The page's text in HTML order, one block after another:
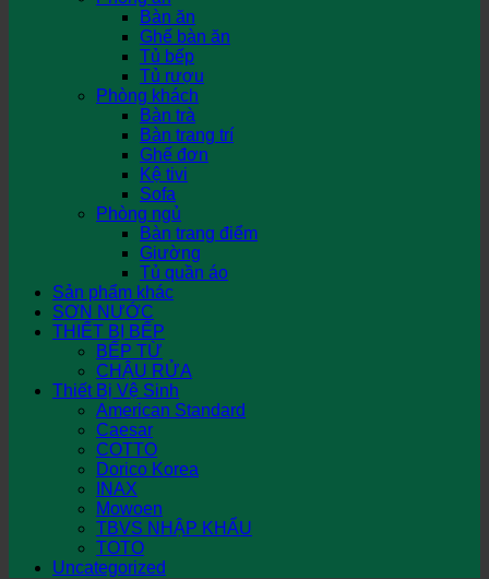
Bàn ăn
Ghế bàn ăn
Tủ bếp
Tủ rượu
Phòng khách
Bàn trà
Bàn trang trí
Ghế đơn
Kệ tivi
Sofa
Phòng ngủ
Bàn trang điểm
Giường
Tủ quần áo
Sản phẩm khác
SƠN NƯỚC
THIẾT BỊ BẾP
BẾP TỪ
CHẬU RỬA
Thiết Bị Vệ Sinh
American Standard
Caesar
COTTO
Dorico Korea
INAX
Mowoen
TBVS NHẬP KHẨU
TOTO
Uncategorized